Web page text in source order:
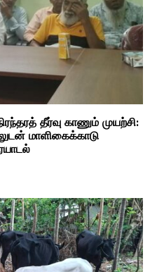
தீர்வு காணும் முயற்சி:
மாளிகைக்காடு